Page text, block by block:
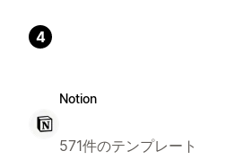
4
Notion
571件のテンプレート